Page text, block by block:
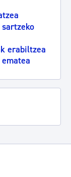
erabiltzea